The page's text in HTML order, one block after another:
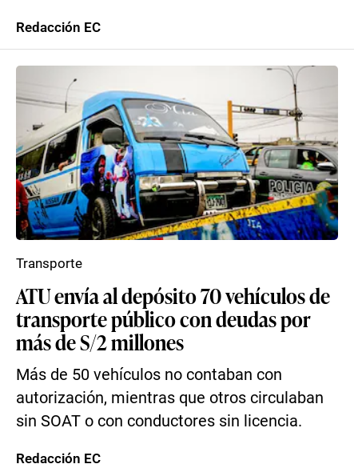
Redacción EC
ATU envía al depósito 70 vehículos de
transporte público con deudas por
más de S/2 millones
Más de 50 vehículos no contaban con
autorización, mientras que otros circulaban
sin SOAT o con conductores sin licencia.
Transporte
Redacción EC